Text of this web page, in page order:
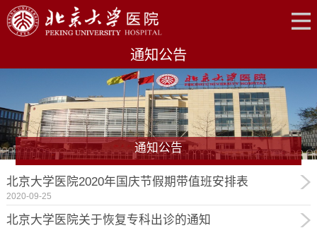
通知公告
通知公告
北京大学医院2020年国庆节假期带值班安排表
2020-09-25
北京大学医院关于恢复专科出诊的通知